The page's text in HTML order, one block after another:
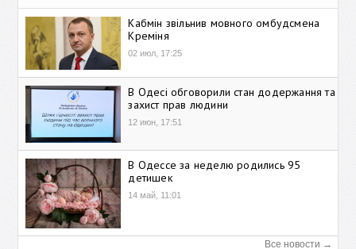
Кабмін звільнив мовного омбудсмена
Креміня
02 июл, 17:25
В Одесі обговорили стан додержання та
захист прав людини
12 июн, 17:51
В Одессе за неделю родились 95
детишек
14 май, 11:01
Все новости →